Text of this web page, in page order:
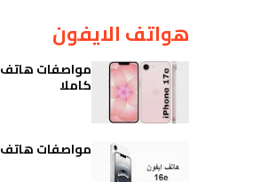
هواتف الايفون
كاملا
مواصفات هاتف iPhone 16e